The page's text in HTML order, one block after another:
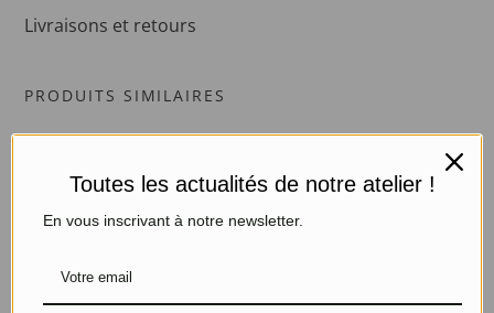
Livraisons et retours
PRODUITS SIMILAIRES
Toutes les actualités de notre atelier !
En vous inscrivant à notre newsletter.